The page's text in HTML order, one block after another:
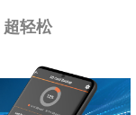
轻松